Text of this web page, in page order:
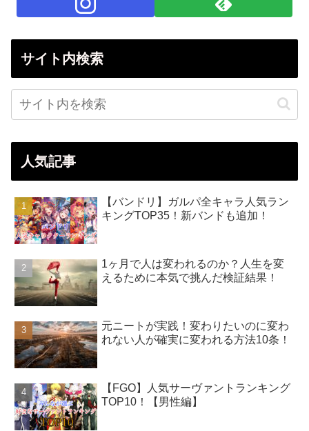
サイト内検索
人気記事
【バンドリ】ガルパ全キャラ人気ラン
キングTOP35！新バンドも追加！
1ヶ月で人は変われるのか？人生を変
えるために本気で挑んだ検証結果！
元ニートが実践！変わりたいのに変わ
れない人が確実に変われる方法10条！
【FGO】人気サーヴァントランキング
TOP10！【男性編】